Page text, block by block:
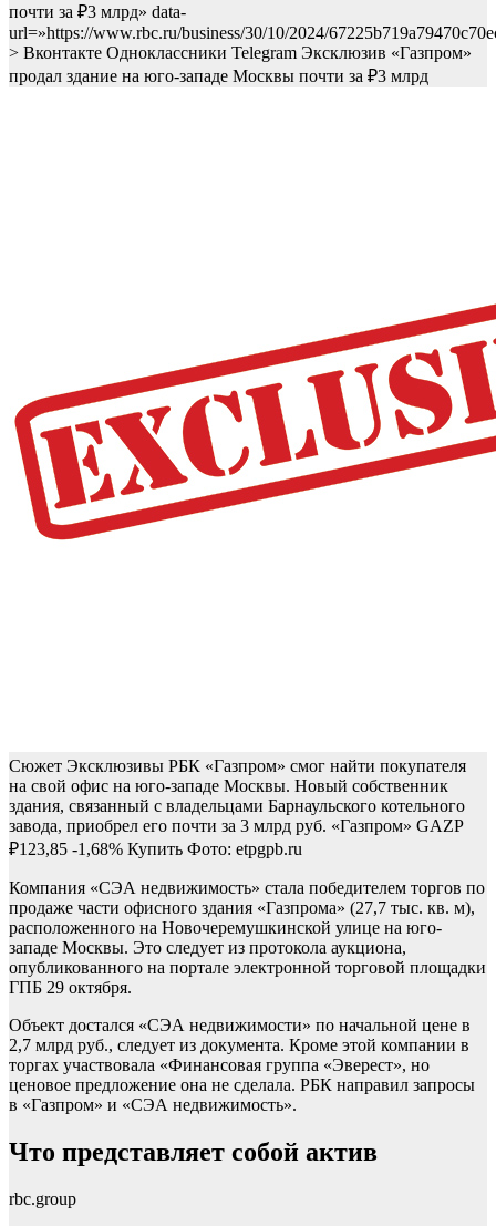
почти за ₽3 млрд» data-
url=»https://www.rbc.ru/business/30/10/2024/
> Вконтакте Одноклассники Telegram Эксклюзив «Газпром»
продал здание на юго-западе Москвы почти за ₽3 млрд
Сюжет Эксклюзивы РБК «Газпром» смог найти покупателя
на свой офис на юго-западе Москвы. Новый собственник
здания, связанный с владельцами Барнаульского котельного
завода, приобрел его почти за 3 млрд руб. «Газпром» GAZP
₽123,85 -1,68% Купить Фото: etpgpb.ru
Компания «СЭА недвижимость» стала победителем торгов по
продаже части офисного здания «Газпрома» (27,7 тыс. кв. м),
расположенного на Новочеремушкинской улице на юго-
западе Москвы. Это следует из протокола аукциона,
опубликованного на портале электронной торговой площадки
ГПБ 29 октября.
Объект достался «СЭА недвижимости» по начальной цене в
2,7 млрд руб., следует из документа. Кроме этой компании в
торгах участвовала «Финансовая группа «Эверест», но
ценовое предложение она не сделала. РБК направил запросы
в «Газпром» и «СЭА недвижимость».
Что представляет собой актив
rbc.group